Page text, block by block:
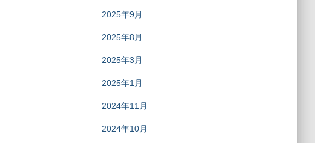
2025年9月
2025年8月
2025年3月
2025年1月
2024年11月
2024年10月